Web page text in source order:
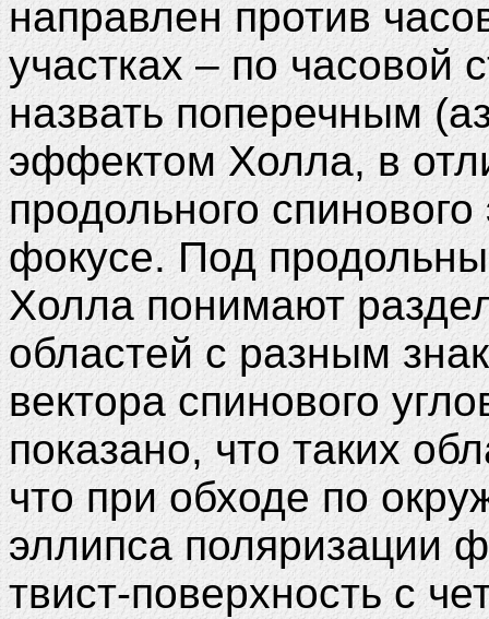
направлен против
участках – по часовой
назвать поперечным
эффектом Холла, в
продольного
фокусе. Под
Холла понимают
областей с разным
вектора спинового
показано, что таких
что при обходе по
эллипса поляризации
твист-поверхность с